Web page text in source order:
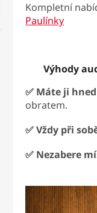
Kompletní
Paulínky
Výhody
✅ Máte ji
obratem.
✅ Vždy při
✅ Nezabere